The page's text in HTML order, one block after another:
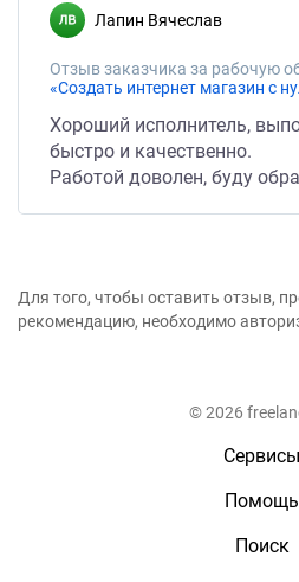
Лапин Вячеслав
Отзыв заказчика за рабочую
«Создать интернет магазин с
Хороший исполнитель,
быстро и качественно.
Работой доволен, буду
Для того, чтобы оставить отзыв,
рекомендацию, необходимо
© 2026
Сервисы
Помощь
Поиск